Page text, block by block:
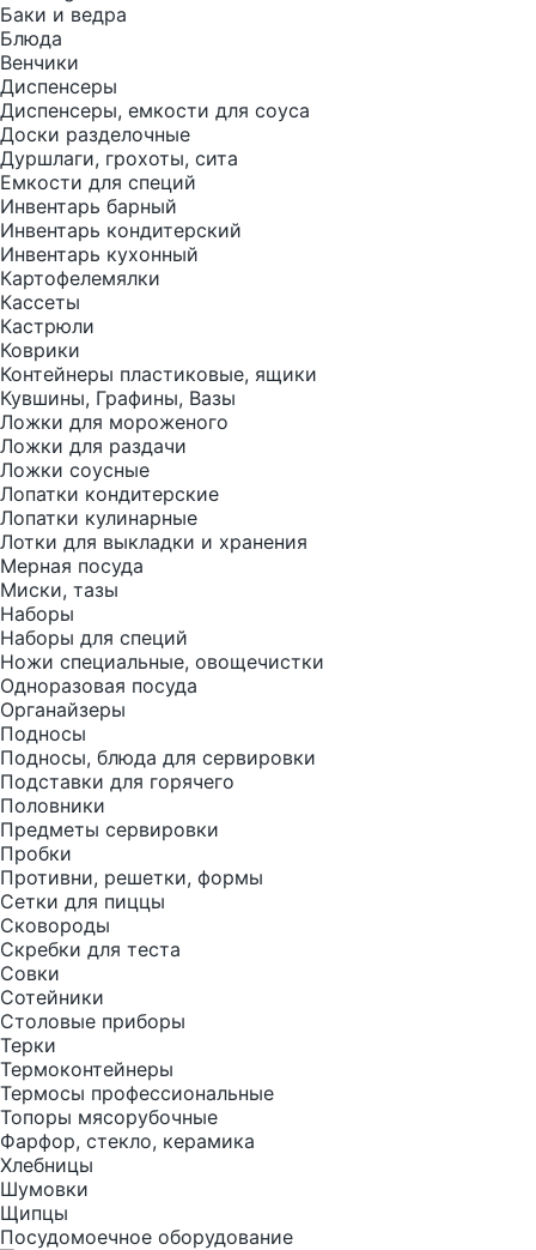
Баки и ведра
Блюда
Венчики
Диспенсеры
Диспенсеры, емкости для соуса
Доски разделочные
Дуршлаги, грохоты, сита
Емкости для специй
Инвентарь барный
Инвентарь кондитерский
Инвентарь кухонный
Картофелемялки
Кассеты
Кастрюли
Коврики
Контейнеры пластиковые, ящики
Кувшины, Графины, Вазы
Ложки для мороженого
Ложки для раздачи
Ложки соусные
Лопатки кондитерские
Лопатки кулинарные
Лотки для выкладки и хранения
Мерная посуда
Миски, тазы
Наборы
Наборы для специй
Ножи специальные, овощечистки
Одноразовая посуда
Органайзеры
Подносы
Подносы, блюда для сервировки
Подставки для горячего
Половники
Предметы сервировки
Пробки
Противни, решетки, формы
Сетки для пиццы
Сковороды
Скребки для теста
Совки
Сотейники
Столовые приборы
Терки
Термоконтейнеры
Термосы профессиональные
Топоры мясорубочные
Фарфор, стекло, керамика
Хлебницы
Шумовки
Щипцы
Посудомоечное оборудование